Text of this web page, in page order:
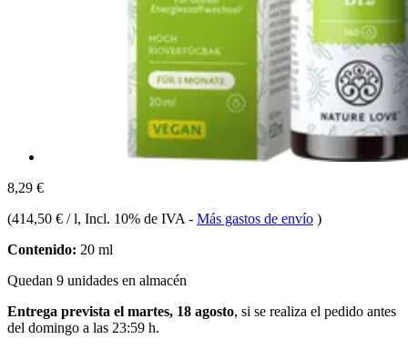
8,29 €
(414,50 € / l, Incl. 10% de IVA - Más gastos de envío )
Contenido: 20 ml
Quedan 9 unidades en almacén
Entrega prevista el martes, 18 agosto, si se realiza el pedido antes
del domingo a las 23:59 h.